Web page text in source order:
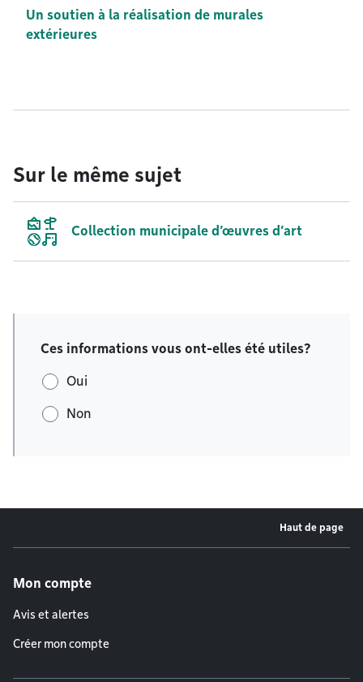
Un soutien à la réalisation de murales
extérieures
Sur le même sujet
Collection municipale d’œuvres d’art
Ces informations vous ont-elles été utiles?
Oui
Non
Haut de page
Mon compte
Avis et alertes
Créer mon compte